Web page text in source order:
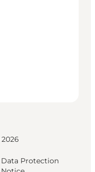
2026
Data Protection